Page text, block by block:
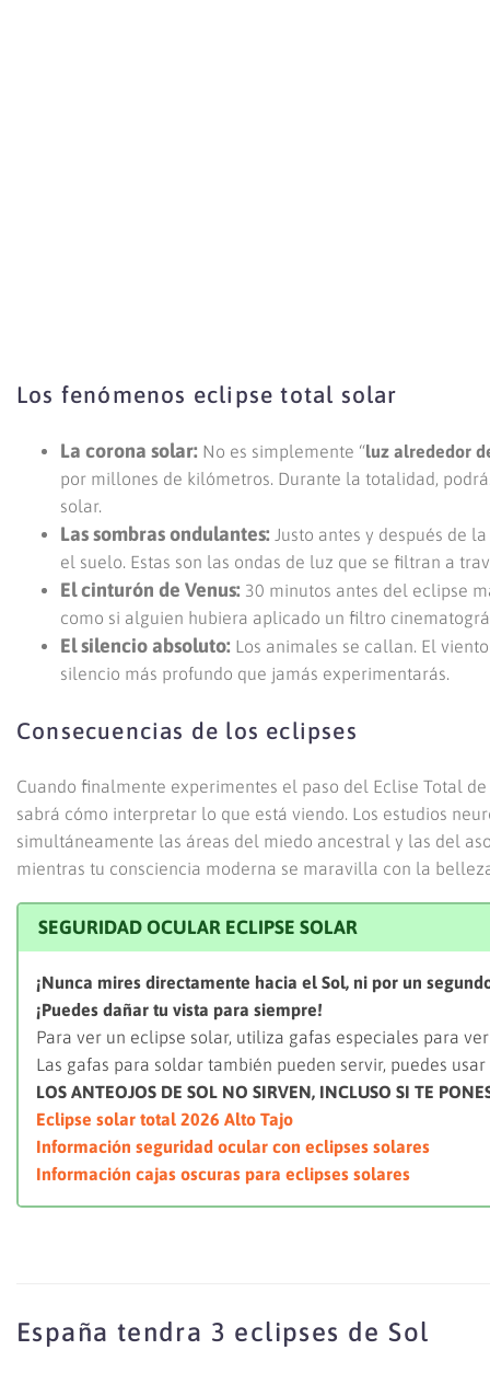
Los fenómenos eclipse total solar
La corona solar: No es simplemente “luz alrededor
por millones de kilómetros. Durante la totalidad,
solar.
Las sombras ondulantes: Justo antes y después de
el suelo. Estas son las ondas de luz que se filtran a
El cinturón de Venus: 30 minutos antes del eclipse
como si alguien hubiera aplicado un filtro
El silencio absoluto: Los animales se callan. El
silencio más profundo que jamás experimentarás.
Consecuencias de los eclipses
Cuando finalmente experimentes el paso del Eclise Total
sabrá cómo interpretar lo que está viendo. Los estudios
simultáneamente las áreas del miedo ancestral y las del
mientras tu consciencia moderna se maravilla con la
SEGURIDAD OCULAR ECLIPSE SOLAR
¡Nunca mires directamente hacia el Sol, ni por un
¡Puedes dañar tu vista para siempre!
Para ver un eclipse solar, utiliza gafas especiales para
Las gafas para soldar también pueden servir, puedes
LOS ANTEOJOS DE SOL NO SIRVEN, INCLUSO SI TE
Eclipse solar total 2026 Alto Tajo
Información seguridad ocular con eclipses solares
Información cajas oscuras para eclipses solares
España tendra 3 eclipses de Sol